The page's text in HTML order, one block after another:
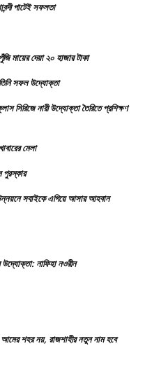
পাটেই সফলতা
মায়ের দেয়া ২০ হাজার টাকা
সফল উদ্যোক্তা
সিরিজে নারী উদ্যোক্তা তৈরিতে প্রশিক্ষণ
মেলা
পুরস্কার
সবাইকে এগিয়ে আসার আহবান
নাফিহা নওরীন
আমের শহর নয়, রাজশাহীর নতুন নাম হবে